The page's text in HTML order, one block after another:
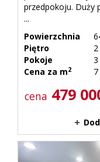
przedpokoju. Duży
...
Powierzchnia
Piętro
2
Pokoje
Cena za m2
cena 479